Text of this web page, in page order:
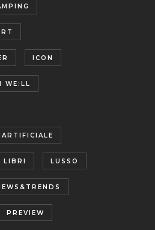
ICON
WE:LL
LIBRI LUSSO
PREVIEW